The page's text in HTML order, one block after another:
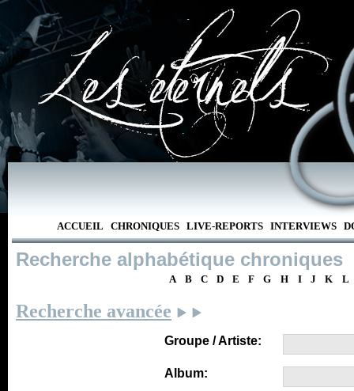
ACCUEIL CHRONIQUES LIVE-REPORTS INTERVIEWS
Recherche alphabétique chroniques
A B C D E F G H I J K L
Recherche avancée
Groupe / Artiste:
Album: